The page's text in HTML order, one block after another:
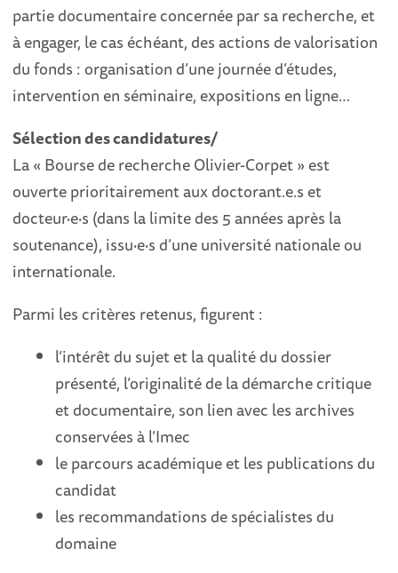
partie documentaire concernée par sa recherche, et
à engager, le cas échéant, des actions de valorisation
du fonds : organisation d’une journée d’études,
intervention en séminaire, expositions en ligne…
Sélection des candidatures/
La « Bourse de recherche Olivier-Corpet » est
ouverte prioritairement aux doctorant.e.s et
docteur·e·s (dans la limite des 5 années après la
soutenance), issu·e·s d’une université nationale ou
internationale.
Parmi les critères retenus, figurent :
l’intérêt du sujet et la qualité du dossier
présenté, l’originalité de la démarche critique
et documentaire, son lien avec les archives
conservées à l’Imec
le parcours académique et les publications du
candidat
les recommandations de spécialistes du
domaine